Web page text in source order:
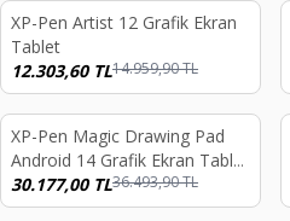
%18
XP-Pen Artist 12 Grafik Ekran
Tablet
12.303,60TL14.959,90TL
%17
XP-Pen Magic Drawing Pad
Android 14 Grafik Ekran Tablet
X3 Pro 16K X-Paper Gerçek
Kağıt Deneyimi
30.177,00TL36.493,90TL